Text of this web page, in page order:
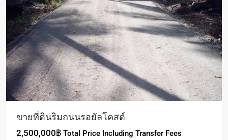
ขายที่ดินริมถนนรอยัลโคสต์
2,500,000฿ Total Price Including Transfer Fees